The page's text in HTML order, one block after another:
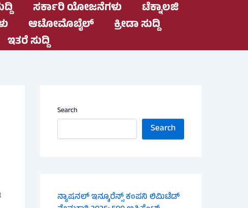
ಸರ್ಕಾರಿ ಯೋಜನೆಗಳು
ಟೆಕ್ನಾಲಜಿ
ಆಟೋಮೊಬೈಲ್
ಕ್ರೀಡಾ ಸುದ್ದಿ
ಇತರೆ ಸುದ್ದಿ
Search
Search
ನ್ಯಾಷನಲ್ ಇನ್ಶೂರೆನ್ಸ್ ಕಂಪನಿ ಲಿಮಿಟೆಡ್